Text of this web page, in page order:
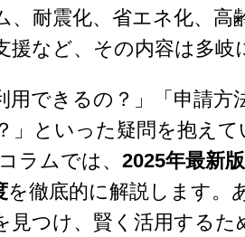
、耐震化、省エネ化、高
援など、その内容は多岐
用できるの？」「申請方
」といった疑問を抱え
ラムでは、 2025年最新
を徹底的に解説します。
見つけ、賢く活用するた